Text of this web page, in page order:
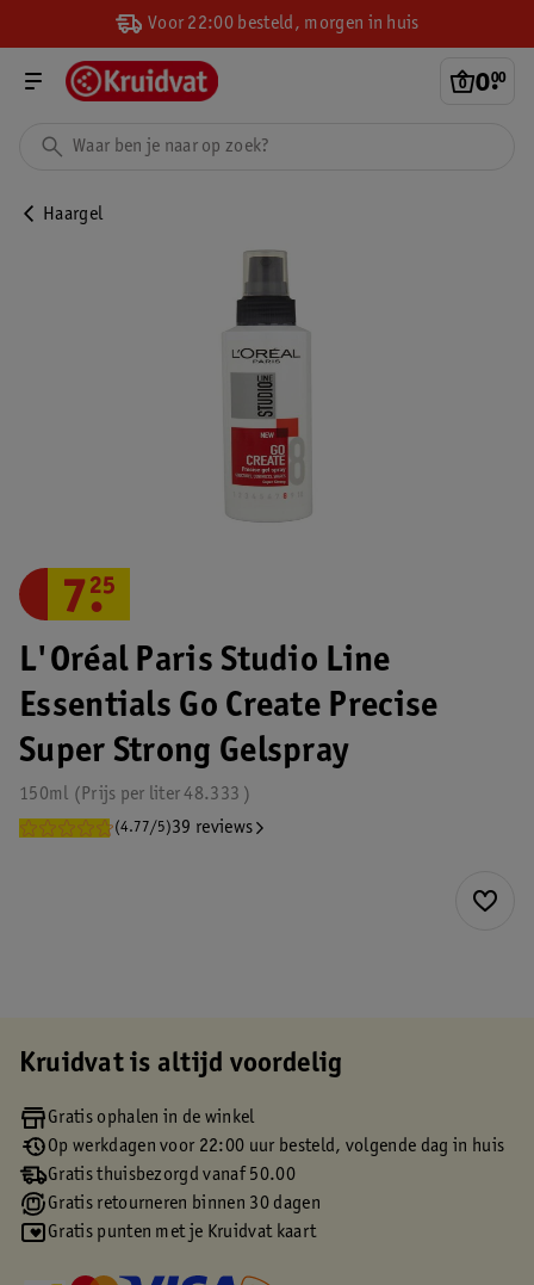
Voor 22:00 besteld, morgen in huis
0.
00
Haargel
L'Oréal Paris Studio Line
Essentials Go Create Precise
Super Strong Gelspray
150ml 48.333
Prijs per liter
(4.77/5)39 reviews
7.
25
Kruidvat is altijd voordelig
Gratis ophalen in de winkel
Op werkdagen voor 22:00 uur besteld, volgende dag in huis
Gratis thuisbezorgd vanaf 50.00
Gratis retourneren binnen 30 dagen
Gratis punten met je Kruidvat kaart